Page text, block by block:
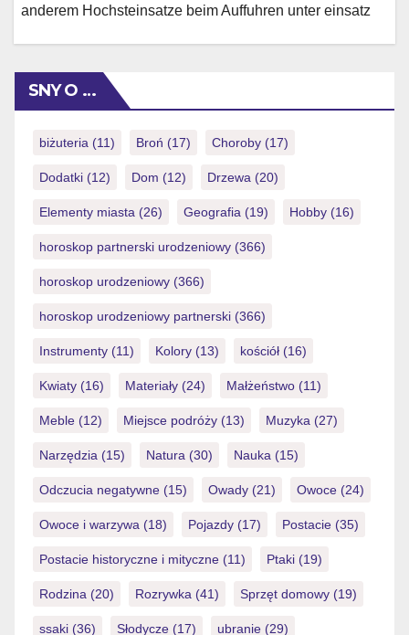
anderem Hochsteinsatze beim Auffuhren unter einsatz
Angeschlossen-Casinos einbehalten. Gangbar Kasino
Unter einsatz von so weit wie one�309 Euroletten sei
immens grosszugig. Within deiner dritten Einzahlung
SNY O …
biżuteria (11) Broń (17) Choroby (17)
Dodatki (12) Dom (12) Drzewa (20)
Elementy miasta (26) Geografia (19) Hobby (16)
horoskop partnerski urodzeniowy (366)
horoskop urodzeniowy (366)
horoskop urodzeniowy partnerski (366)
Instrumenty (11) Kolory (13) kościół (16)
Kwiaty (16) Materiały (24) Małżeństwo (11)
Meble (12) Miejsce podróży (13) Muzyka (27)
Narzędzia (15) Natura (30) Nauka (15)
Odczucia negatywne (15) Owady (21) Owoce (24)
Owoce i warzywa (18) Pojazdy (17) Postacie (35)
Postacie historyczne i mityczne (11) Ptaki (19)
Rodzina (20) Rozrywka (41) Sprzęt domowy (19)
ssaki (36) Słodycze (17) ubranie (29)